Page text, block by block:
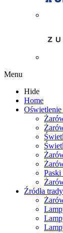
Menu
Hide
Home
Źródła